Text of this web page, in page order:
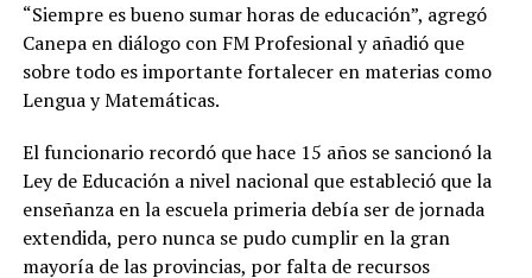
“Siempre es bueno sumar horas de educación”, agregó
Canepa en diálogo con FM Profesional y añadió que
sobre todo es importante fortalecer en materias como
Lengua y Matemáticas.
El funcionario recordó que hace 15 años se sancionó la
Ley de Educación a nivel nacional que estableció que la
enseñanza en la escuela primeria debía ser de jornada
extendida, pero nunca se pudo cumplir en la gran
mayoría de las provincias, por falta de recursos